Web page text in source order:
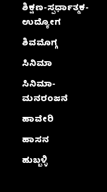
ಶಿಕ್ಷಣ-ಸ್ಪರ್ಧಾತ್ಮಕ-
ಉದ್ಯೋಗ
ಶಿವಮೊಗ್ಗ
ಸಿನಿಮಾ
ಸಿನಿಮಾ-
ಮನರಂಜನೆ
ಹಾವೇರಿ
ಹಾಸನ
ಹುಬ್ಬಳ್ಳಿ